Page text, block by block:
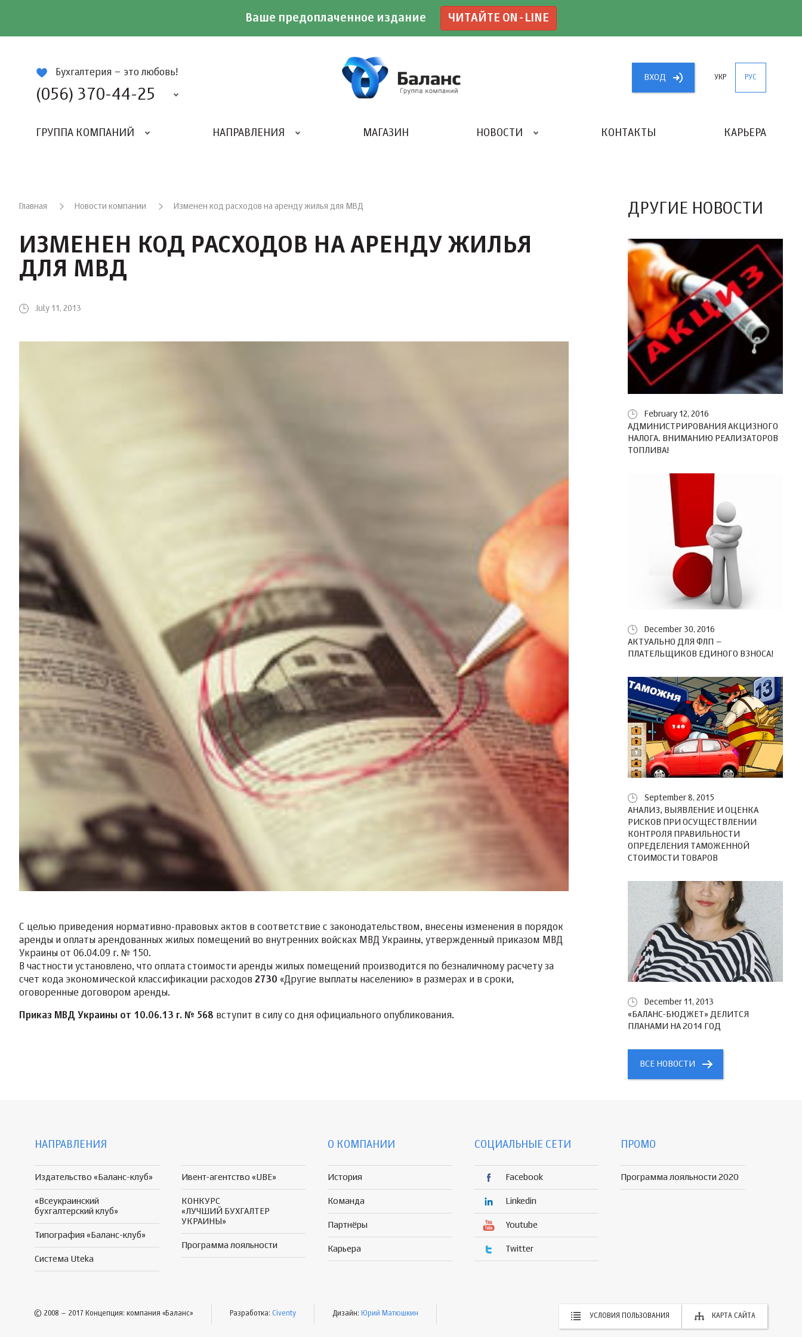
Ваше предоплаченное издание ЧИТАЙТЕ ON-LINE
Бухгалтерия – это любовь!
(056) 370-44-25
ВХОД УКР РУС
ГРУППА КОМПАНИЙ НАПРАВЛЕНИЯ МАГАЗИН НОВОСТИ КОНТАКТЫ КАРЬЕРА
Главная Новости компании Изменен код расходов на аренду жилья для МВД
ИЗМЕНЕН КОД РАСХОДОВ НА АРЕНДУ ЖИЛЬЯ
ДЛЯ МВД
July 11, 2013
С целью приведения нормативно-правовых актов в соответствие с законодательством, внесены изменения в порядок
аренды и оплаты арендованных жилых помещений во внутренних войсках МВД Украины, утвержденный приказом МВД
Украины от 06.04.09 г. № 150.
В частности установлено, что оплата стоимости аренды жилых помещений производится по безналичному расчету за
счет кода экономической классификации расходов 2730 «Другие выплаты населению» в размерах и в сроки,
оговоренные договором аренды.
Приказ МВД Украины от 10.06.13 г. № 568 вступит в силу со дня официального опубликования.
ДРУГИЕ НОВОСТИ
February 12, 2016
АДМИНИСТРИРОВАНИЯ АКЦИЗНОГО
НАЛОГА. ВНИМАНИЮ РЕАЛИЗАТОРОВ
ТОПЛИВА!
December 30, 2016
АКТУАЛЬНО ДЛЯ ФЛП –
ПЛАТЕЛЬЩИКОВ ЕДИНОГО ВЗНОСА!
September 8, 2015
АНАЛИЗ, ВЫЯВЛЕНИЕ И ОЦЕНКА
РИСКОВ ПРИ ОСУЩЕСТВЛЕНИИ
КОНТРОЛЯ ПРАВИЛЬНОСТИ
ОПРЕДЕЛЕНИЯ ТАМОЖЕННОЙ
СТОИМОСТИ ТОВАРОВ
December 11, 2013
«БАЛАНС-БЮДЖЕТ» ДЕЛИТСЯ
ПЛАНАМИ НА 2014 ГОД
ВСЕ НОВОСТИ
НАПРАВЛЕНИЯ
Издательство «Баланс-клуб»
«Всеукраинский
бухгалтерский клуб»
Типография «Баланс-клуб»
Система Uteka
Ивент-агентство «UBE»
КОНКУРС
«ЛУЧШИЙ БУХГАЛТЕР
УКРАИНЫ»
Программа лояльности
О КОМПАНИИ
История
Команда
Партнёры
Карьера
СОЦИАЛЬНЫЕ СЕТИ
Facebook
Linkedin
Youtube
Twitter
ПРОМО
Программа лояльности 2020
© 2008 – 2017 Концепция: компания «Баланс» Разработка: Civenty Дизайн: Юрий Матюшкин УСЛОВИЯ ПОЛЬЗОВАНИЯ КАРТА САЙТА